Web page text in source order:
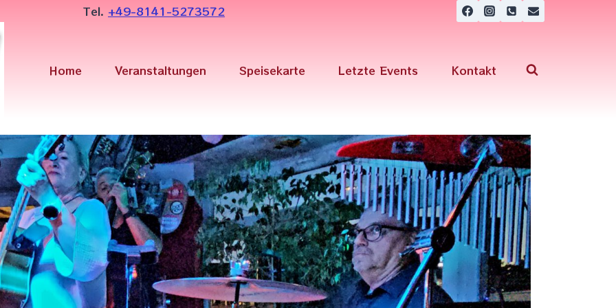
Tel. +49-8141-5273572
Home Veranstaltungen Speisekarte Letzte Events Kontakt